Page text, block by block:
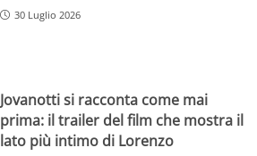
30 Luglio 2026
Jovanotti si racconta come mai
prima: il trailer del film che mostra il
lato più intimo di Lorenzo